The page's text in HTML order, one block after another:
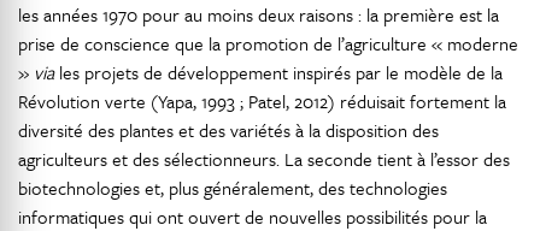
les années 1970 pour au moins deux raisons : la première est la
prise de conscience que la promotion de l’agriculture « moderne
» viales projets de développement inspirés par le modèle de la
Révolution verte (Yapa, 1993 ; Patel, 2012) réduisait fortement la
diversité des plantes et des variétés à la disposition des
agriculteurs et des sélectionneurs. La seconde tient à l’essor des
biotechnologies et, plus généralement, des technologies
informatiques qui ont ouvert de nouvelles possibilités pour la